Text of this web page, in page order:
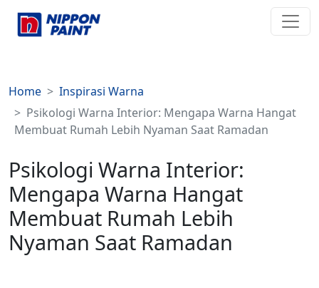
Home
Inspirasi Warna
Psikologi Warna Interior: Mengapa Warna Hangat
Membuat Rumah Lebih Nyaman Saat Ramadan
Psikologi Warna Interior:
Mengapa Warna Hangat
Membuat Rumah Lebih
Nyaman Saat Ramadan